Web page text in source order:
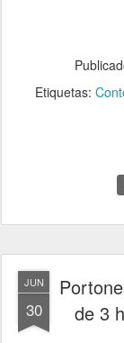
Etiquetas:
JUN
30
de 3